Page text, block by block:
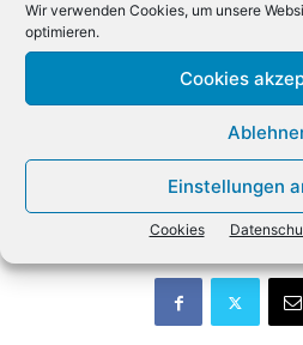
Wir verwenden Cookies, um unsere
optimieren.
Cookies
Einstellungen
Cookies
Managing Director Germany bei
Intelligenz in Form von
AI sowie die Cloud in Form der
ermöglichen es Unternehmen
Kundeninteraktionen und -
zu heben – ohne größere
Personalkosten.»